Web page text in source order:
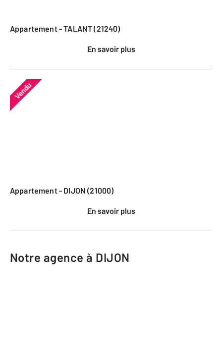
Appartement - TALANT (21240)
En savoir plus
Vendu
Appartement - DIJON (21000)
En savoir plus
Notre agence à DIJON